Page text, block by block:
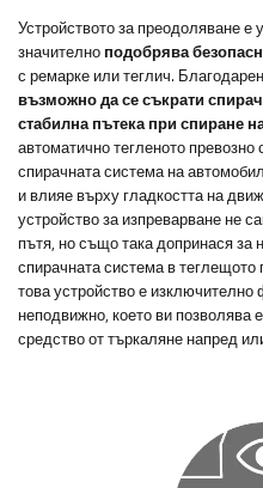
Устройството за преодоляване
значително подобрява
с ремарке или теглич.
възможно да се съкрати
стабилна пътека при спиране
автоматично тегленото
спирачната система на
и влияе върху гладкостта на
устройство за изпреварване не
пътя, но също така допринася за
спирачната система в
това устройство е изключително
неподвижно, което ви позволява
средство от търкаляне напред